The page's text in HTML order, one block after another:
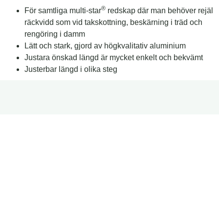
För samtliga multi-star® redskap där man behöver rejäl
räckvidd som vid takskottning, beskärning i träd och
rengöring i damm
Lätt och stark, gjord av högkvalitativ aluminium
Justara önskad längd är mycket enkelt och bekvämt
Justerbar längd i olika steg